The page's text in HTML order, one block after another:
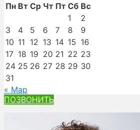
Пн Вт Ср Чт Пт Сб Вс
1
2
3
4 5 6 7 8
9
10 11 12 13 14 15 16
17 18 19 20 21 22 23
24 25 26 27 28 29 30
31
« Мар
ПОЗВОНИТЬ